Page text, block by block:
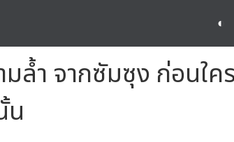
◐
ล้ำ จากซัมซุง ก่อนใ
น